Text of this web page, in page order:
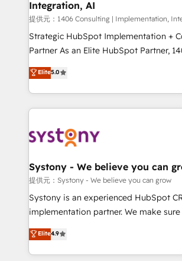
Our multicultural team works in
and English to design scalable
measurable growth. 🌎 Highlights: • 10+ years as a
HubSpot partner. • 2023 Impact
LATAM 2022, 2023, 2024, 2025. •
2024. • Organizer of Aliados.ai (AI,
faster, smarter, and with impact.
Integration, AI
提供元：1406 Consulting | Implementation,
Strategic HubSpot Implementation +
Partner As an Elite HubSpot Partner, 1406 Consulting
helps mid-market revenue teams
they sell, market, and serve. We don't
HubSpot—we teach your team to own
to help you keep winning. What We Do ⚙️ CRM
Data & Content 📈 Sales & Marketing
Agent Creation 🔄 Custom Integrations
Migration Why 1406 We become part of your team.
Your team learns while we build. We fix
broke. Built for mid-market
constraints. By the Numbers 🏆 Top 1% of all
HubSpot partners 🔄 Top 5% globally in
Elite5.0
Systony - We believe you can
提供元：Systony - We believe you can grow
Systony is an experienced HubSpot
implementation partner. We make
organization's needs and goals first
with your organization. We are only
you are too. Why Systony? - 20+ years of
Elite4.9